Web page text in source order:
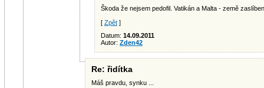
Škoda že nejsem pedofil. Vatikán a Malta - země
[ Zpět ]
Datum: 14.09.2011
Autor: Zden42
Re: řidítka
Máš pravdu, synku ...